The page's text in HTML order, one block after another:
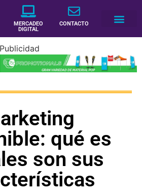
MERCADEO
DIGITAL
CONTACTO
Publicidad
qué es
son sus